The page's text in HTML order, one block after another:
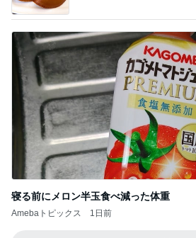
寝る前にメロン半玉食べ減った体重
Amebaトピックス 1日前